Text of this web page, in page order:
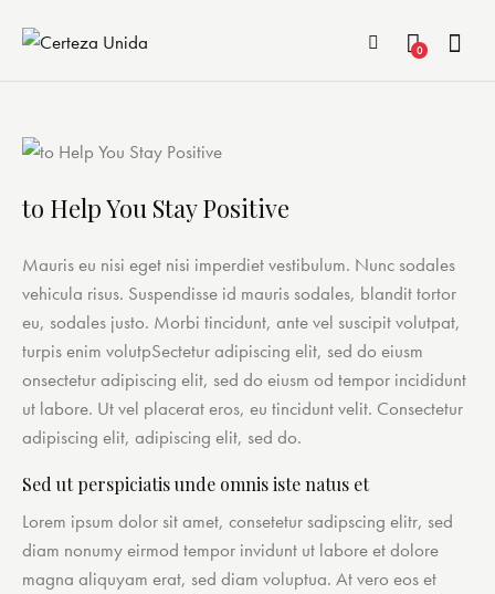
0
to Help You Stay Positive
Mauris eu nisi eget nisi imperdiet vestibulum. Nunc sodales
vehicula risus. Suspendisse id mauris sodales, blandit tortor
eu, sodales justo. Morbi tincidunt, ante vel suscipit volutpat,
turpis enim volutpSectetur adipiscing elit, sed do eiusm
onsectetur adipiscing elit, sed do eiusm od tempor incididunt
ut labore. Ut vel placerat eros, eu tincidunt velit. Consectetur
adipiscing elit, adipiscing elit, sed do.
Sed ut perspiciatis unde omnis iste natus et
Lorem ipsum dolor sit amet, consetetur sadipscing elitr, sed
diam nonumy eirmod tempor invidunt ut labore et dolore
magna aliquyam erat, sed diam voluptua. At vero eos et